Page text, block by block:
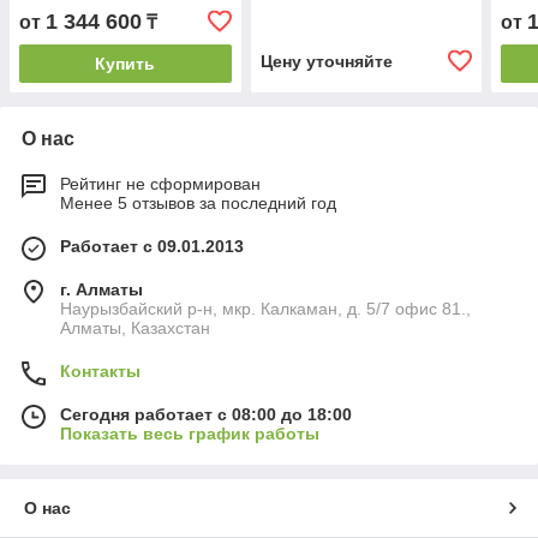
от 1 344 600 ₸
Купить Цену уточняйте
от
О нас
Рейтинг не сформирован
Менее 5 отзывов за последний год
Работает с 09.01.2013
г. Алматы
Наурызбайский р-н, мкр. Калкаман, д. 5/7 офис 81.,
Алматы, Казахстан
Контакты
Сегодня работает с 08:00 до 18:00
Показать весь график работы
О нас